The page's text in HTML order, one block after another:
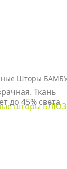
Шторы
Ткань
до 45% света
БАМБУК
2259
магнолия